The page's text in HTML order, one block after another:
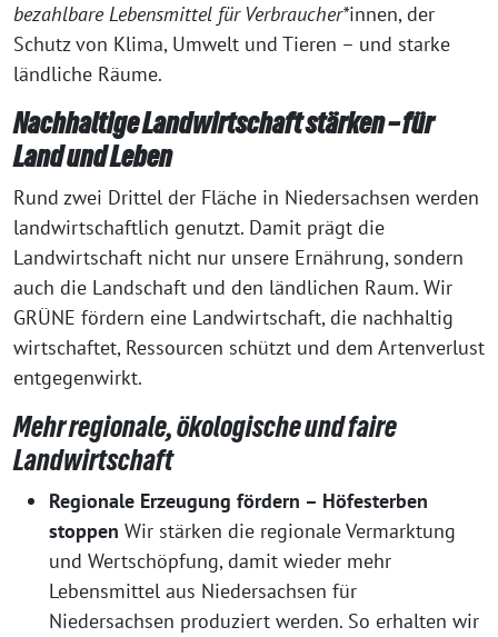
bezahlbare Lebensmittel für Verbraucher*innen, der
Schutz von Klima, Umwelt und Tieren – und starke
ländliche Räume.
Nachhaltige Landwirtschaft stärken – für
Land und Leben
Rund zwei Drittel der Fläche in Niedersachsen werden
landwirtschaftlich genutzt. Damit prägt die
Landwirtschaft nicht nur unsere Ernährung, sondern
auch die Landschaft und den ländlichen Raum. Wir
GRÜNE fördern eine Landwirtschaft, die nachhaltig
wirtschaftet, Ressourcen schützt und dem Artenverlust
entgegenwirkt.
Mehr regionale, ökologische und faire
Landwirtschaft
Regionale Erzeugung fördern – Höfesterben
stoppen Wir stärken die regionale Vermarktung
und Wertschöpfung, damit wieder mehr
Lebensmittel aus Niedersachsen für
Niedersachsen produziert werden. So erhalten wir